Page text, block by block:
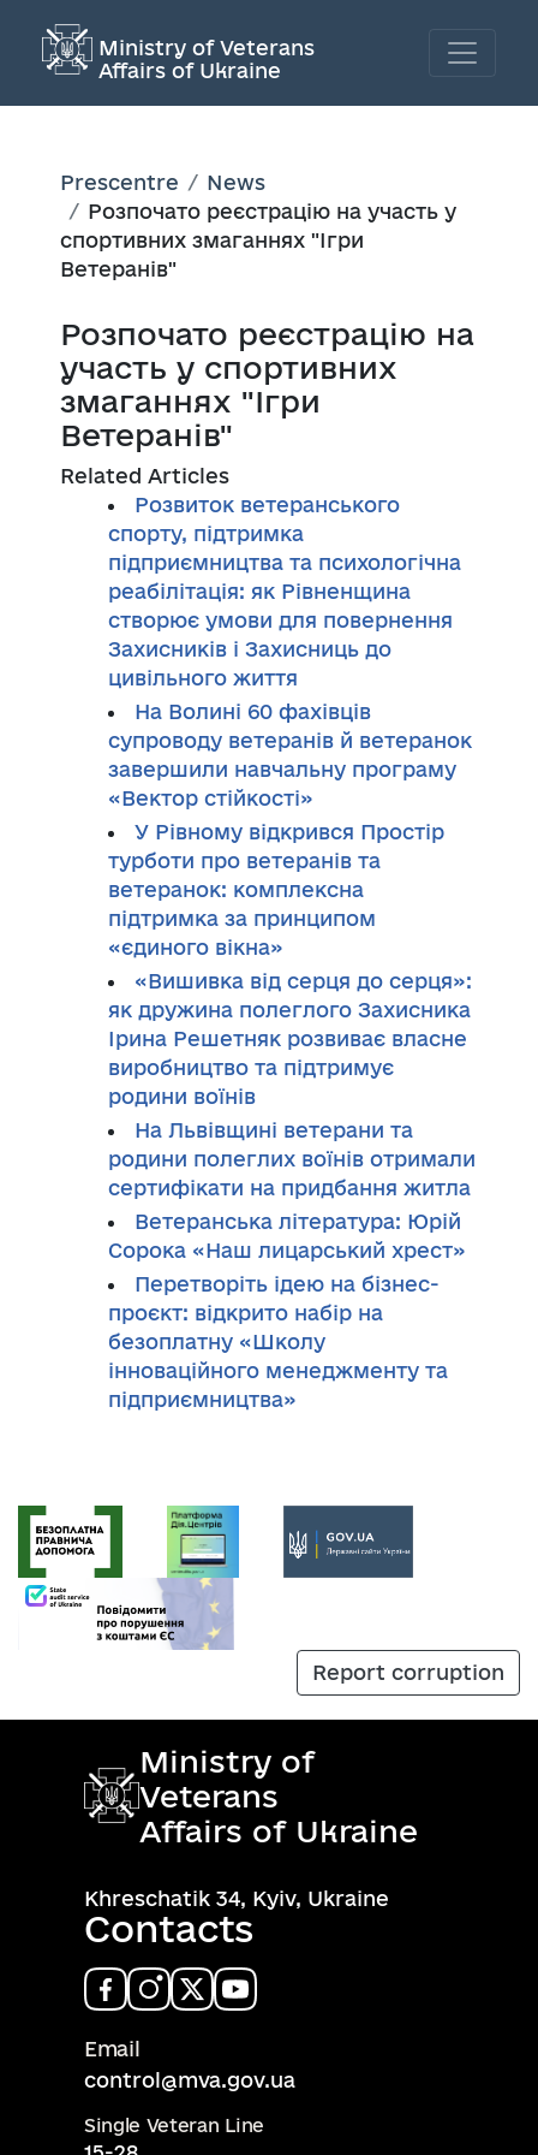
Ministry of Veterans
Affairs of Ukraine
Prescentre
News
Розпочато реєстрацію на участь у
спортивних змаганнях "Ігри
Ветеранів"
Розпочато реєстрацію на
участь у спортивних
змаганнях "Ігри
Ветеранів"
Related Articles
Розвиток ветеранського
спорту, підтримка
підприємництва та психологічна
реабілітація: як Рівненщина
створює умови для повернення
Захисників і Захисниць до
цивільного життя
На Волині 60 фахівців
супроводу ветеранів й ветеранок
завершили навчальну програму
«Вектор стійкості»
У Рівному відкрився Простір
турботи про ветеранів та
ветеранок: комплексна
підтримка за принципом
«єдиного вікна»
«Вишивка від серця до серця»:
як дружина полеглого Захисника
Ірина Решетняк розвиває власне
виробництво та підтримує
родини воїнів
На Львівщині ветерани та
родини полеглих воїнів отримали
сертифікати на придбання житла
Ветеранська література: Юрій
Сорока «Наш лицарський хрест»
Перетворіть ідею на бізнес-
проєкт: відкрито набір на
безоплатну «Школу
інноваційного менеджменту та
підприємництва»
Report corruption
Ministry of
Veterans
Affairs of Ukraine
Khreschatik 34, Kyiv, Ukraine
Contacts
Email
control@mva.gov.ua
Single Veteran Line